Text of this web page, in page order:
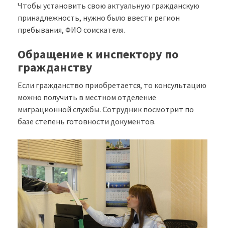
Чтобы установить свою актуальную гражданскую
принадлежность, нужно было ввести регион
пребывания, ФИО соискателя.
Обращение к инспектору по
гражданству
Если гражданство приобретается, то консультацию
можно получить в местном отделение
миграционной службы. Сотрудник посмотрит по
базе степень готовности документов.